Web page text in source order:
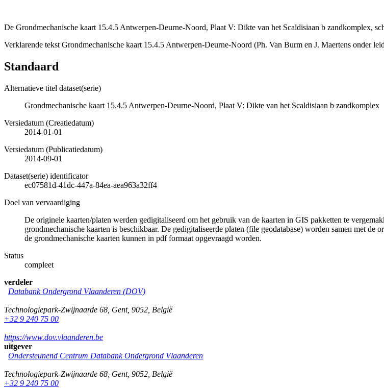
De Grondmechanische kaart 15.4.5 Antwerpen-Deurne-Noord, Plaat V: Dikte van het Scaldisiaan b zandkomplex,
Verklarende tekst Grondmechanische kaart 15.4.5 Antwerpen-Deurne-Noord (Ph. Van Burm en J. Maertens onder
Standaard
Alternatieve titel dataset(serie)
Grondmechanische kaart 15.4.5 Antwerpen-Deurne-Noord, Plaat V: Dikte van het Scaldisiaan b zandkomplex
Versiedatum (Creatiedatum)
2014-01-01
Versiedatum (Publicatiedatum)
2014-09-01
Dataset(serie) identificator
ec07581d-41dc-447a-84ea-aea963a32ff4
Doel van vervaardiging
De originele kaarten/platen werden gedigitaliseerd om het gebruik van de kaarten in GIS pakketten te
grondmechanische kaarten is beschikbaar. De gedigitaliseerde platen (file geodatabase) worden samen met
de grondmechanische kaarten kunnen in pdf formaat opgevraagd worden.
Status
compleet
verdeler
Databank Ondergrond Vlaanderen (DOV)
Technologiepark-Zwijnaarde 68 Gent, 9052 België
+32 9 240 75 00
https://www.dov.vlaanderen.be
uitgever
Ondersteunend Centrum Databank Ondergrond Vlaanderen
Technologiepark-Zwijnaarde 68 Gent, 9052 België
+32 9 240 75 00